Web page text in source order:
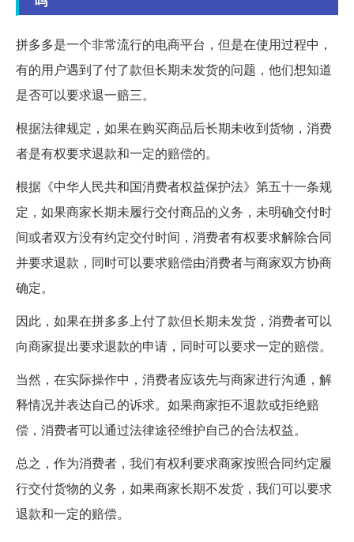
拼多多是一个非常流行的电商平台，但是在使用过程中，
有的用户遇到了付了款但长期未发货的问题，他们想知道
是否可以要求退一赔三。
根据法律规定，如果在购买商品后长期未收到货物，消费
者是有权要求退款和一定的赔偿的。
根据《中华人民共和国消费者权益保护法》第五十一条规
定，如果商家长期未履行交付商品的义务，未明确交付时
间或者双方没有约定交付时间，消费者有权要求解除合同
并要求退款，同时可以要求赔偿由消费者与商家双方协商
确定。
因此，如果在拼多多上付了款但长期未发货，消费者可以
向商家提出要求退款的申请，同时可以要求一定的赔偿。
当然，在实际操作中，消费者应该先与商家进行沟通，解
释情况并表达自己的诉求。如果商家拒不退款或拒绝赔
偿，消费者可以通过法律途径维护自己的合法权益。
总之，作为消费者，我们有权利要求商家按照合同约定履
行交付货物的义务，如果商家长期不发货，我们可以要求
退款和一定的赔偿。